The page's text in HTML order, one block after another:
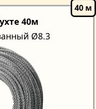
40м
Ø8.3